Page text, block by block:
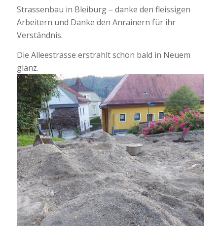
Strassenbau in Bleiburg – danke den fleissigen
Arbeitern und Danke den Anrainern für ihr
Verständnis.
Die Alleestrasse erstrahlt schon bald in Neuem
glänz.